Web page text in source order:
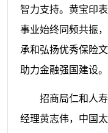
智力支持。黄宝印
事业始终同频共振
承和弘扬优秀保险
助力金融强国建设。
招商局仁和人
经理黄志伟，中国